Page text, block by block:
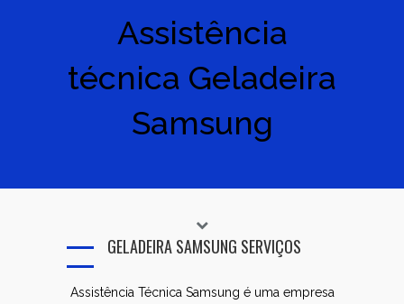
Assistência
técnica Geladeira
Samsung
GELADEIRA SAMSUNG SERVIÇOS
Assistência Técnica Samsung é uma empresa